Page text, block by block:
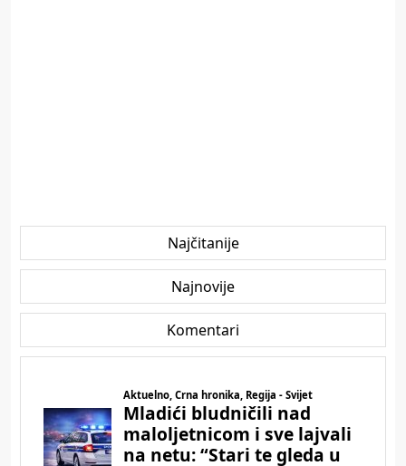
Najčitanije
Najnovije
Komentari